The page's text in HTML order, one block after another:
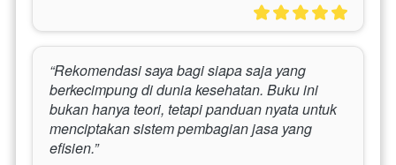
“Rekomendasi saya bagi siapa saja yang
berkecimpung di dunia kesehatan. Buku ini
bukan hanya teori, tetapi panduan nyata untuk
menciptakan sistem pembagian jasa yang
efisien.”